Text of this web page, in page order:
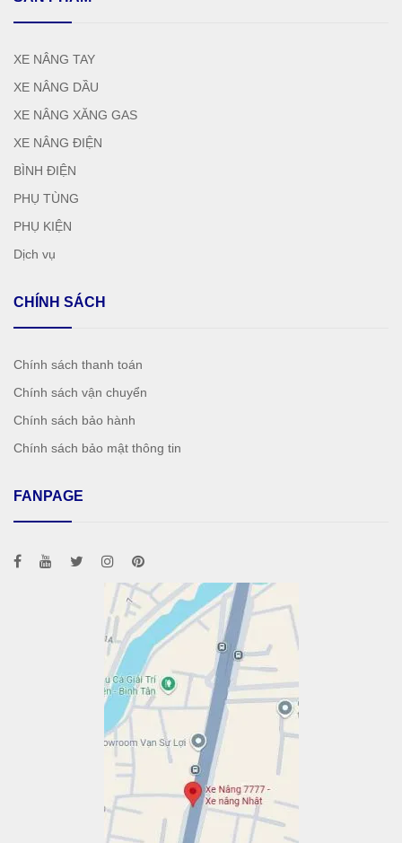
XE NÂNG TAY
XE NÂNG DẦU
XE NÂNG XĂNG GAS
XE NÂNG ĐIỆN
BÌNH ĐIỆN
PHỤ TÙNG
PHỤ KIỆN
Dịch vụ
CHÍNH SÁCH
Chính sách thanh toán
Chính sách vận chuyển
Chính sách bảo hành
Chính sách bảo mật thông tin
FANPAGE